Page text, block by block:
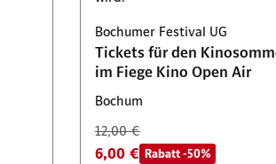
Bochumer Festival UG
Tickets für den
im Fiege Kino Open Air
Bochum
12,00 €
6,00 € Rabatt -50%